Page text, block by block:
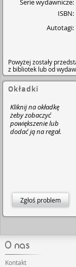
Serie wydawnicze:
ISBN:
Autotagi:
Powyżej zostały
z bibliotek lub od
Okładki
Kliknij na okładkę
żeby zobaczyć
powiększenie lub
dodać ją na regał.
Zgłoś problem
Kontakt